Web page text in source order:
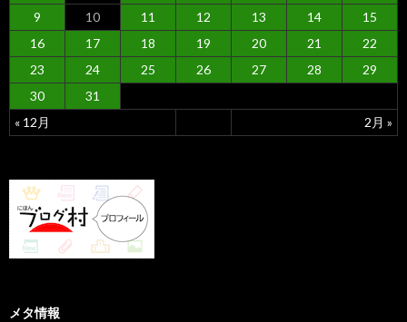
« 12月 2月 »
9
10 11 12 13 14
15
16
17 18 19 20 21
22
23
24 25 26 27 28
29
30
31
メタ情報